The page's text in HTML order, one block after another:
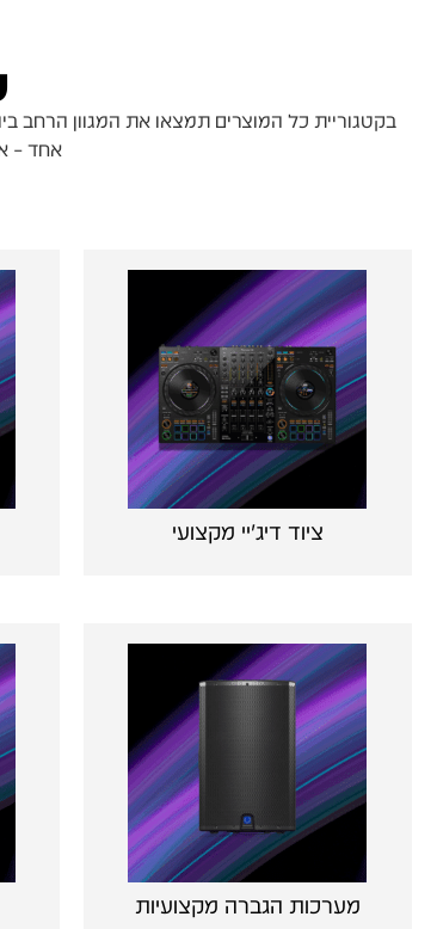
בקטגוריית כל המוצרים תמצאו את המגוון הרחב
אחד –
ציוד דיג'יי מקצועי
מערכות הגברה מקצועיות